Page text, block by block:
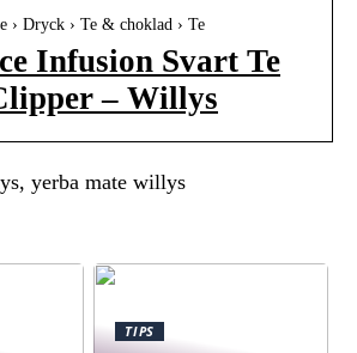
› Dryck › Te & choklad › Te
Infusion Svart Te
– Willys
yerba mate willys
TIPS